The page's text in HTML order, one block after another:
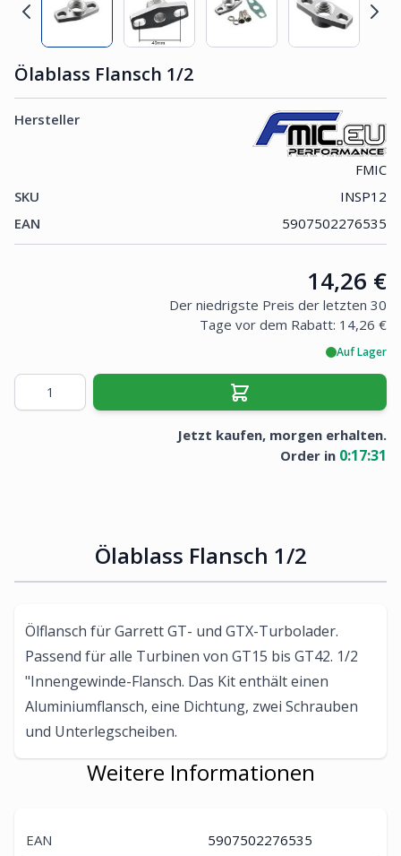
Ölablass Flansch 1/2
Hersteller
FMIC
SKU
INSP12
EAN
5907502276535
Price:
14,26 €
Der niedrigste Preis der letzten 30
Tage vor dem Rabatt: 14,26 €
Auf Lager
Menge
Jetzt kaufen, morgen erhalten.
Order in 0:17:31
Ölablass Flansch 1/2
Ölflansch für Garrett GT- und GTX-Turbolader.
Passend für alle Turbinen von GT15 bis GT42. 1/2
"Innengewinde-Flansch. Das Kit enthält einen
Aluminiumflansch, eine Dichtung, zwei Schrauben
und Unterlegscheiben.
Weitere Informationen
EAN 5907502276535